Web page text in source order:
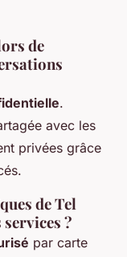
de
.
avec les
privées grâce
de Tel
?
par carte